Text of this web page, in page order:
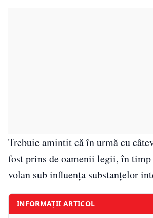
Trebuie amintit că în urmă cu
fost prins de oamenii legii, în timp
volan sub influența substanțelor
INFORMAȚII ARTICOL